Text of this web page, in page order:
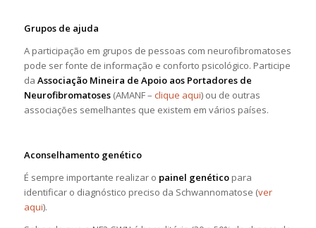
Grupos de ajuda
A participação em grupos de pessoas com neurofibromatoses
pode ser fonte de informação e conforto psicológico. Participe
da Associação Mineira de Apoio aos Portadores de
Neurofibromatoses(AMANF – clique aqui) ou de outras
associações semelhantes que existem em vários países.
Aconselhamento genético
É sempre importante realizar o painel genéticopara
identificar o diagnóstico preciso da Schwannomatose (ver
aqui).